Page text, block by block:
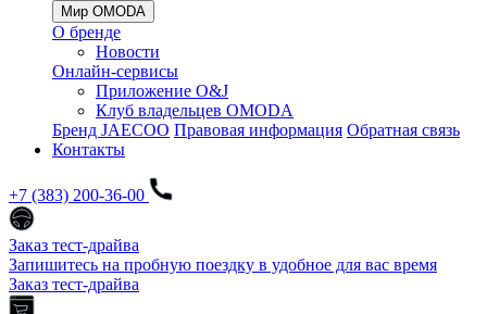
Мир OMODA
О бренде
Новости
Онлайн-сервисы
Приложение O&J
Клуб владельцев OMODA
Бренд JAECOO Правовая информация Обратная связь
Контакты
+7 (383) 200-36-00
Заказ тест-драйва
Запишитесь на пробную поездку в удобное для вас время
Заказ тест-драйва